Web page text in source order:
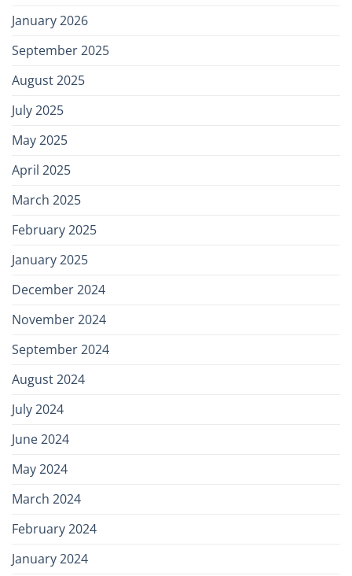
January 2026
September 2025
August 2025
July 2025
May 2025
April 2025
March 2025
February 2025
January 2025
December 2024
November 2024
September 2024
August 2024
July 2024
June 2024
May 2024
March 2024
February 2024
January 2024